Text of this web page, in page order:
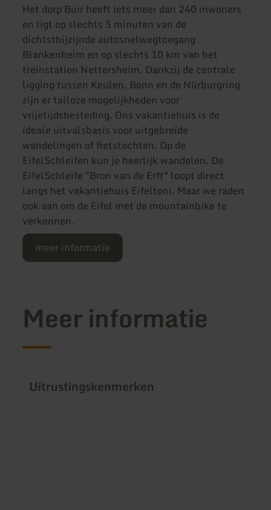
Het dorp Buir heeft iets meer dan 240 inwoners
en ligt op slechts 5 minuten van de
dichtstbijzijnde autosnelwegtoegang
Blankenheim en op slechts 10 km van het
treinstation Nettersheim. Dankzij de centrale
ligging tussen Keulen, Bonn en de Nürburgring
zijn er talloze mogelijkheden voor
vrijetijdsbesteding. Ons vakantiehuis is de
ideale uitvalsbasis voor uitgebreide
wandelingen of fietstochten. Op de
EifelSchleifen kun je heerlijk wandelen. De
EifelSchleife "Bron van de Erft" loopt direct
langs het vakantiehuis Eifeltoni. Maar we raden
ook aan om de Eifel met de mountainbike te
verkennen.
meer informatie
Meer informatie
Uitrustingskenmerken